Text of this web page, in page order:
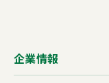
企業情報